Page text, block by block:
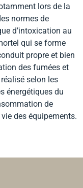
lors de la
normes de
d’intoxication au
qui se forme
propre et bien
des fumées et
selon les
énergétiques du
de
des équipements.